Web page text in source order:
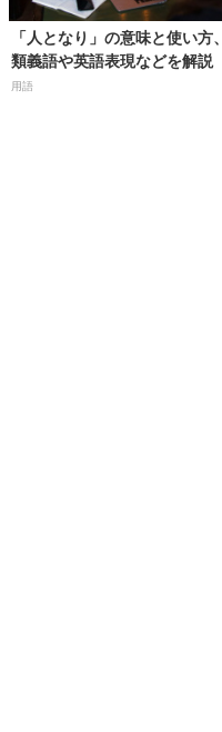
「人となり」の意味と使い方、
類義語や英語表現などを解説
用語